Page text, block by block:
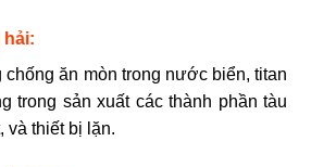
hải:
chống ăn mòn trong nước biển, titan
trong sản xuất các thành phần tàu
và thiết bị lặn.